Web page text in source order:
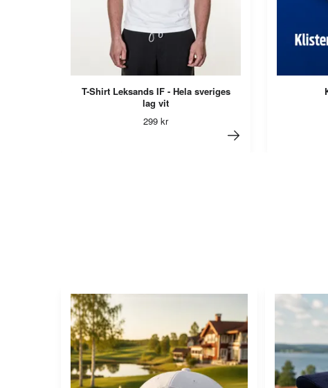
T-Shirt Leksands IF - Hela sveriges
lag vit
299 kr